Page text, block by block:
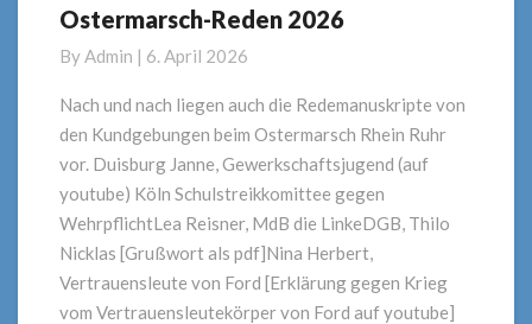
Ostermarsch-
2026
Ostermarsch-Reden 2026
ByAdmin | 6. April 2026
Nach und nach liegen auch die Redemanuskripte von
den Kundgebungen beim Ostermarsch Rhein Ruhr
vor. Duisburg Janne, Gewerkschaftsjugend (auf
youtube) Köln Schulstreikkomittee gegen
WehrpflichtLea Reisner, MdB die LinkeDGB, Thilo
Nicklas [Grußwort als pdf]Nina Herbert,
Vertrauensleute von Ford [Erklärung gegen Krieg
vom Vertrauensleutekörper von Ford auf youtube]